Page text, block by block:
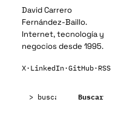
David Carrero
Fernández-Baillo.
Internet, tecnología y
negocios desde 1995.
X· LinkedIn·GitHub· RSS
Buscar